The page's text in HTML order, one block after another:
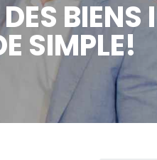
SIMPLE!